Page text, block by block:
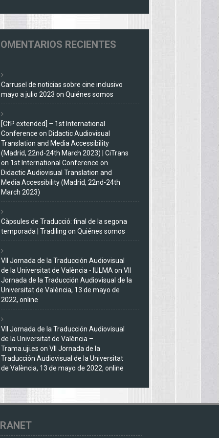
RECIENTES
Carrusel de noticias sobre cine inclusivo
mayo a julio 2023 on Quiénes somos
[CfP extended] – 1st International
Conference on Didactic Audiovisual
Translation and Media Accessibility
(Madrid, 22nd-24th March 2023) | CiTrans
on 1st International Conference on
Didactic Audiovisual Translation and
Media Accessibility (Madrid, 22nd-24th
March 2023)
Càpsules de Traducció: final de la segona
temporada | Tradiling on Quiénes somos
VII Jornada de la Traducción Audiovisual
de la Universitat de València - IULMAon VII
Jornada de la Traducción Audiovisual de la
Universitat de València, 13 de mayo de
2022, online
VII Jornada de la Traducción Audiovisual
de la Universitat de València –
Trama.uji.es on VII Jornada de la
Traducción Audiovisual de la Universitat
de València, 13 de mayo de 2022, online